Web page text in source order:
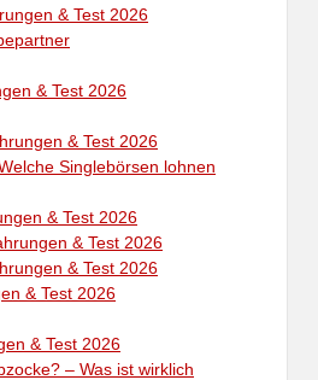
& Test 2026
& Test 2026
& Test 2026
Singlebörsen lohnen
& Test 2026
& Test 2026
& Test 2026
& Test 2026
& Test 2026
– Was ist wirklich